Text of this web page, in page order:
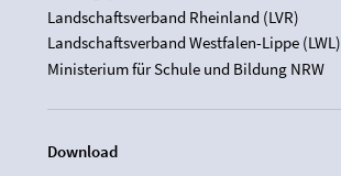
Landschaftsverband Rheinland (LVR)
Landschaftsverband Westfalen-Lippe (LWL)
Ministerium für Schule und Bildung NRW
Download